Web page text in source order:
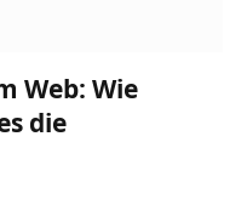
Web: Wie
die